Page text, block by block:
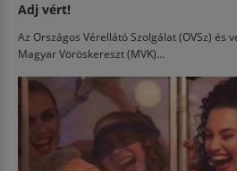
Adj vért!
Az Országos Vérellátó Szolgálat (OVSz) és
Magyar Vöröskereszt (MVK)...